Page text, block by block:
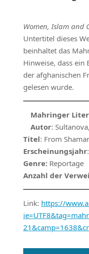
Women, Islam and
Untertitel dieses
beinhaltet das
Hinweise, dass ein
der afghanischen
gelesen wurde.
Mahringer
Autor:
Titel: From
Erscheinungsjahr
Genre: Reportage
Anzahl der
Link: https://